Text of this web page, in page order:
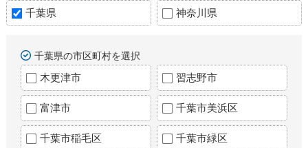
千葉県 神奈川県
千葉県の市区町村を選択
木更津市 習志野市
富津市 千葉市美浜区
千葉市稲毛区 千葉市緑区